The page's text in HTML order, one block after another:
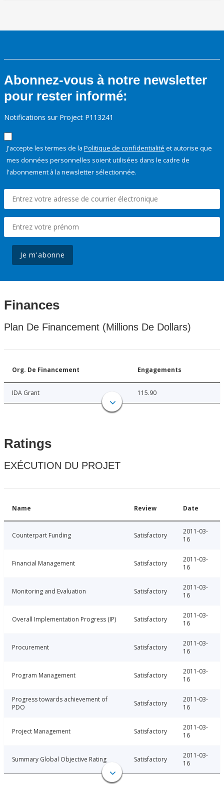
Abonnez-vous à notre newsletter
pour rester informé:
Notifications sur Project P113241
J'accepte les termes de la Politique de confidentialité et autorise que
mes données personnelles soient utilisées dans le cadre de
l'abonnement à la newsletter sélectionnée.
Je m'abonne
Finances
Plan De Financement (Millions De Dollars)
Org. De Financement Engagements
IDA Grant 115.90
Ratings
EXÉCUTION DU PROJET
Name Review Date
Counterpart Funding Satisfactory
2011-03-
16
Financial Management Satisfactory
2011-03-
16
Monitoring and Evaluation Satisfactory
2011-03-
16
Overall Implementation Progress (IP) Satisfactory
2011-03-
16
Procurement Satisfactory
2011-03-
16
Program Management Satisfactory
2011-03-
16
Progress towards achievement of
PDO
Satisfactory
2011-03-
16
Project Management Satisfactory
2011-03-
16
Summary Global Objective Rating Satisfactory
2011-03-
16